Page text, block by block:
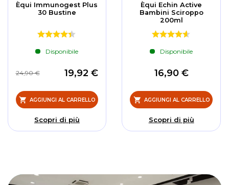
Èqui Immunogest Plus
30 Bustine
Disponibile
19,92 €
24,90 €
AGGIUNGI AL CARRELLO
Scopri di più
Èqui Echin Active
Bambini Sciroppo
200ml
Disponibile
16,90 €
AGGIUNGI AL CARRELLO
Scopri di più